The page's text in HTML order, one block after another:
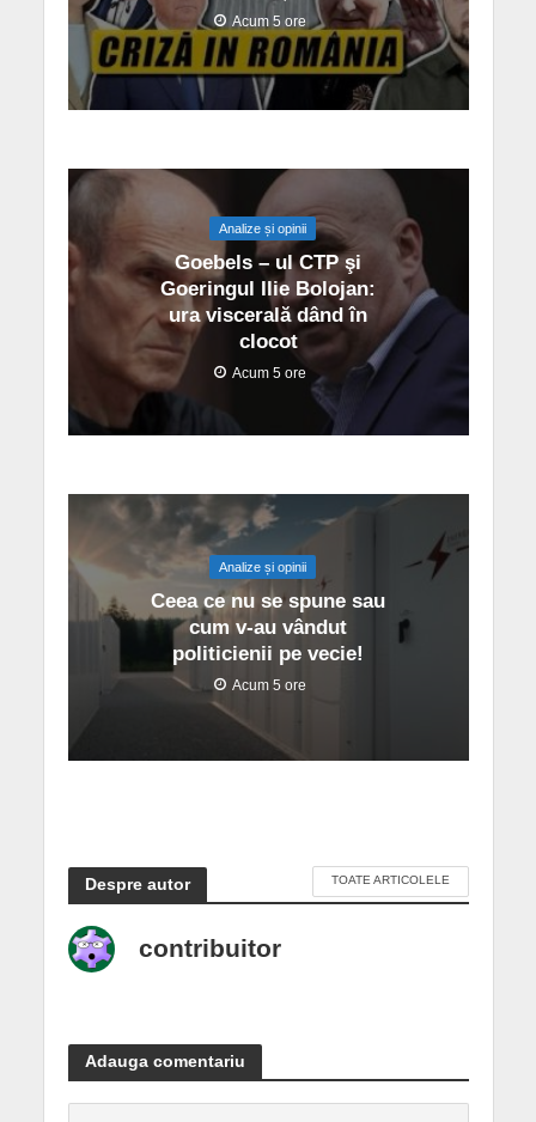
Acum 5 ore
Analize și opinii
Goebels – ul CTP şi
Goeringul Ilie Bolojan:
ura viscerală dând în
clocot
Acum 5 ore
Analize și opinii
Ceea ce nu se spune sau
cum v-au vândut
politicienii pe vecie!
Acum 5 ore
Despre autor TOATE ARTICOLELE
contribuitor
Adauga comentariu